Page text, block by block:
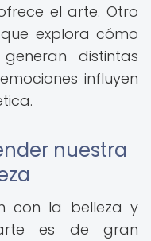
el arte. Otro
explora cómo
distintas
influyen
nuestra
con la belleza y
es de gran